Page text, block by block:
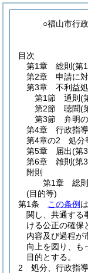
○福山市行
目次
第1章
総則 (第
第2章
申請に
第3章
不利益
第1節
通則 (
第2節
聴聞(
第3節
弁明
第4章
行政指導
第4章の2
処分
第5章
届出(第
第6章
雑則 (第
附則
第1章
総則
(目的等)
第1条
この条例
関し、共通する
ける公正の確保
内容及び過程が
向上を図り、も
目的とする。
2
処分、行政指